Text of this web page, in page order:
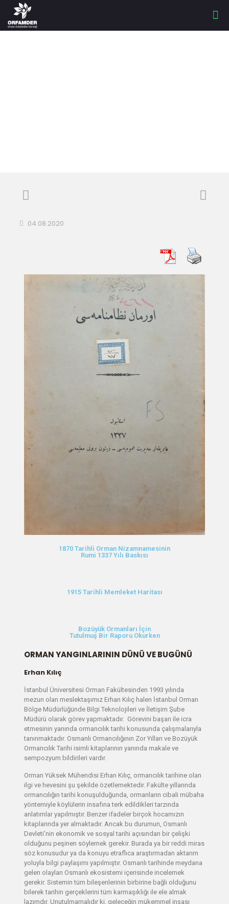
04.08.2020
1870 Tarihli Orman Nizamnamesinin
Rumi 1337 Yılı Baskısı
1915 Tarihli Memleket Haritası
Bozüyük Ormanları İçin
Tutulmuş Bir Raporu Okurken
ORMAN YANGINLARININ DÜNÜ VE BUGÜNÜ
Erhan Kılıç
İstanbul Üniversitesi Orman Fakültesinden 1993 yılında
mezun olan meslektaşımız Erhan Kılıç halen İstanbul Orman
Bölge Müdürlüğünde Bilgi Teknolojileri ve İletişim Şube
Müdürü olarak görev yapmaktadır. Görevini başarı ile icra
etmesinin yanında ormancılık tarihi konusunda çalışmalarıyla
tanınmaktadır. Osmanlı Ormancılığının Zor Yılları ve Bozüyük
Ormancılık Tarihi isimli kitaplarının yanında makale ve
sempozyum bildirileri vardır.
Orman Yüksek Mühendisi Erhan Kılıç, ormancılık tarihine olan
ilgi ve hevesini şu şekilde özetlemektedir. Fakülte yıllarında
ormancılığın tarihi konuşulduğunda, ormanların cibali mübaha
yöntemiyle köylülerin insafına terk edildikleri tarzında
anlatımlar yapılmıştır. Benzer ifadeler birçok hocamızın
kitaplarında yer almaktadır. Ancak bu durumun, Osmanlı
Devleti’nin ekonomik ve sosyal tarihi açısından bir çelişki
olduğunu peşinen söylemek gerekir. Burada ya bir reddi miras
söz konusudur ya da konuyu etraflıca araştırmadan aktarım
yoluyla bilgi paylaşımı yapılmıştır. Osmanlı tarihinde meydana
gelen olayları Osmanlı ekosistemi içerisinde incelemek
gerekir. Sistemin tüm bileşenlerinin birbirine bağlı olduğunu
bilerek tarihin gerçeklerini tüm karmaşıklığı ile ele almak
lazımdır. Unutulmamalıdır ki, geleceğin mükemmel inşası